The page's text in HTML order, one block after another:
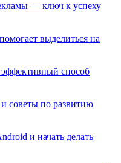
— ключ к успеху
выделиться на
способ
советы по развитию
и начать делать